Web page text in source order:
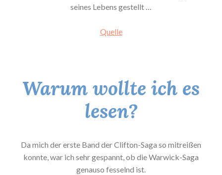
seines Lebens gestellt …
Quelle
Warum wollte ich es
lesen?
Da mich der erste Band der Clifton-Saga so mitreißen
konnte, war ich sehr gespannt, ob die Warwick-Saga
genauso fesselnd ist.